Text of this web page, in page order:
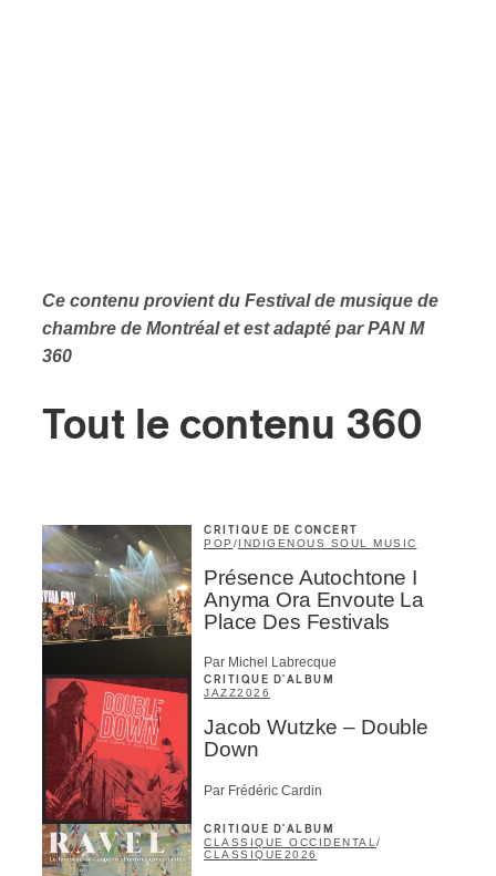
Ce contenu provient du Festival de musique de
chambre de Montréal et est adapté par PAN M
360
Tout le contenu 360
CRITIQUE DE CONCERT
POP /INDIGENOUS SOUL MUSIC
Présence Autochtone I
Anyma Ora Envoute La
Place Des Festivals
Par Michel Labrecque
CRITIQUE D'ALBUM
JAZZ2026
Jacob Wutzke – Double
Down
Par Frédéric Cardin
CRITIQUE D'ALBUM
CLASSIQUE OCCIDENTAL/
CLASSIQUE2026